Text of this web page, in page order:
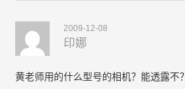
2009-12-08
印娜
黄老师用的什么型号的相机？能透露不？